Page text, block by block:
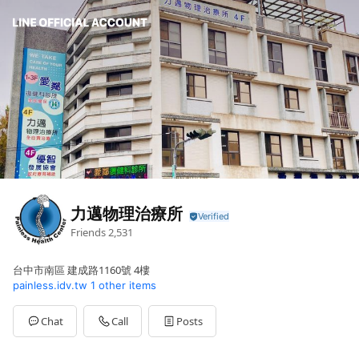
力邁物理治療所
Friends2,531
台中市南區 建成路1160號 4樓
painless.idv.tw 1 other items
Chat Call Posts